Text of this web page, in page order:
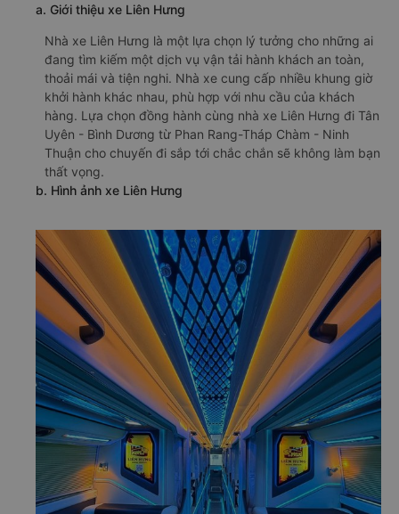
a. Giới thiệu xe Liên Hưng
Nhà xe Liên Hưng là một lựa chọn lý tưởng cho những ai
đang tìm kiếm một dịch vụ vận tải hành khách an toàn,
thoải mái và tiện nghi. Nhà xe cung cấp nhiều khung giờ
khởi hành khác nhau, phù hợp với nhu cầu của khách
hàng. Lựa chọn đồng hành cùng nhà xe Liên Hưng đi Tân
Uyên - Bình Dương từ Phan Rang-Tháp Chàm - Ninh
Thuận cho chuyến đi sắp tới chắc chắn sẽ không làm bạn
thất vọng.
b. Hình ảnh xe Liên Hưng